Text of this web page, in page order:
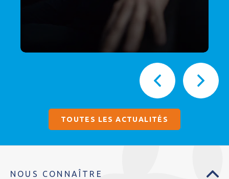
TOUTES LES ACTUALITÉS
NOUS CONNAÎTRE